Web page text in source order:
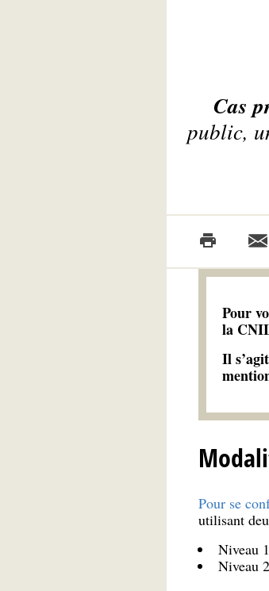
Cas
public,
Pour
la
Il
Pour se
utilisant
Niveau
Niveau